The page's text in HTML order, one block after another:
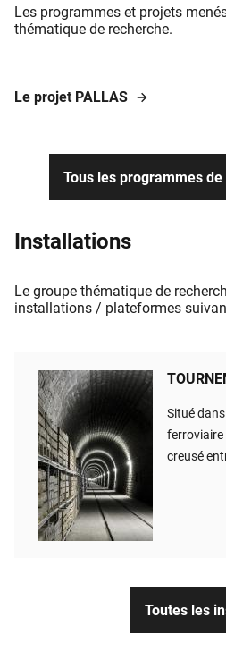
Les programmes et projets
thématique de recherche.
Le projet PALLAS
Tous les programmes
Installations
Le groupe thématique de
installations / plateformes
​Situé
ferroviaire
creusé
(Meuse/
être
Toutes les